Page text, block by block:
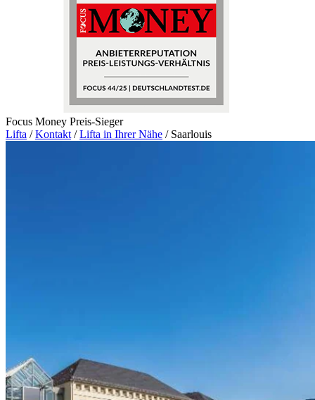
Focus Money Preis-Sieger
Lifta / Kontakt / Lifta in Ihrer Nähe / Saarlouis